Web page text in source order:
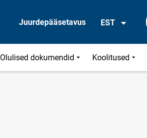
Juurdepääsetavus EST
Olulised dokumendid Koolitused